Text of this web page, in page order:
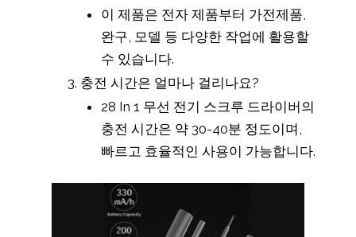
이 제품은 전자 제품부터 가전제품,
완구, 모델 등 다양한 작업에 활용할
수 있습니다.
충전 시간은 얼마나 걸리나요?
28 In 1 무선 전기 스크루 드라이버의
충전 시간은 약 30-40분 정도이며,
빠르고 효율적인 사용이 가능합니다.